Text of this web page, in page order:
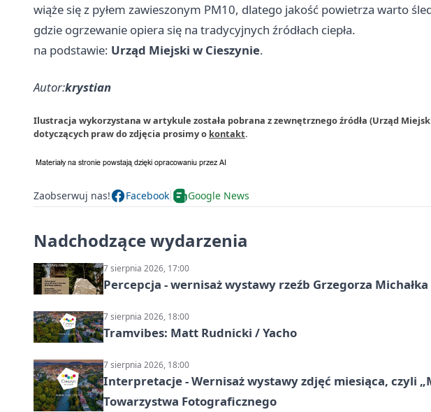
wiąże się z pyłem zawieszonym PM10, dlatego jakość powietrza warto
gdzie ogrzewanie opiera się na tradycyjnych źródłach ciepła.
na podstawie: Urząd Miejski w Cieszynie.
Autor:krystian
Ilustracja wykorzystana w artykule została pobrana z zewnętrznego źródła (Urząd
dotyczących praw do zdjęcia prosimy o kontakt.
Zaobserwuj nas! Facebook Google News
Nadchodzące wydarzenia
7 sierpnia 2026, 17:00
Percepcja - wernisaż wystawy rzeźb Grzegorza Michałka
7 sierpnia 2026, 18:00
Tramvibes: Matt Rudnicki / Yacho
7 sierpnia 2026, 18:00
Interpretacje - Wernisaż wystawy zdjęć miesiąca, czyli
Towarzystwa Fotograficznego